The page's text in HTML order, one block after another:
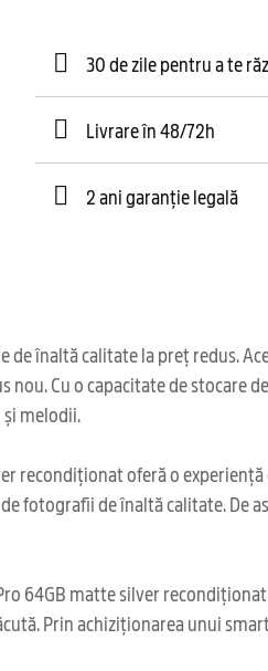
30 de zile pentru a te
Livrare în 48/72h
2 ani garanție legală
înaltă calitate la preț redus.
Cu o capacitate de stocare
melodii.
recondiționat oferă o
fotografii de înaltă calitate. De
64GB matte silver
Prin achiziționarea unui